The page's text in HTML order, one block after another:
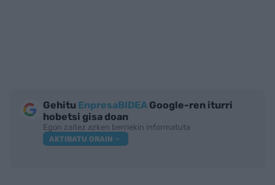
Gehitu EnpresaBIDEA Google-ren iturri
hobetsi gisa doan
Egon zaitez azken berriekin informatuta
AKTIBATU ORAIN